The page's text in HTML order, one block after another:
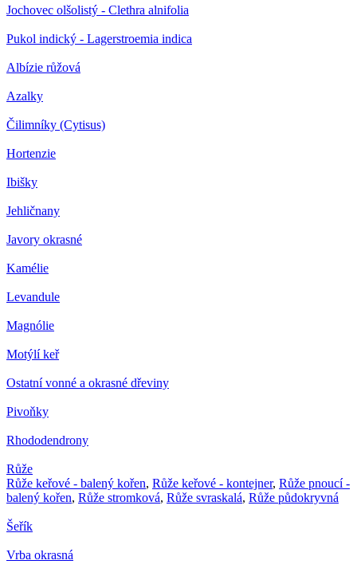
Jochovec olšolistý - Clethra alnifolia
Pukol indický - Lagerstroemia indica
Albízie růžová
Azalky
Čilimníky (Cytisus)
Hortenzie
Ibišky
Jehličnany
Javory okrasné
Kamélie
Levandule
Magnólie
Motýlí keř
Ostatní vonné a okrasné dřeviny
Pivoňky
Rhododendrony
Růže
Růže keřové - balený kořen, Růže keřové - kontejner, Růže pnoucí -
balený kořen, Růže stromková, Růže svraskalá, Růže půdokryvná
Šeřík
Vrba okrasná